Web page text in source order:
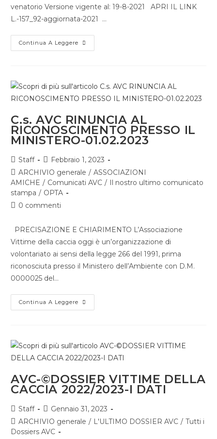
venatorio Versione vigente al: 19-8-2021 APRI IL LINK
L.-157_92-aggiornata-2021 …
Continua A Leggere
C.s. AVC RINUNCIA AL
RICONOSCIMENTO PRESSO IL
MINISTERO-01.02.2023
Staff
Febbraio 1, 2023
ARCHIVIO generale / ASSOCIAZIONI
AMICHE / Comunicati AVC / Il nostro ultimo comunicato
stampa / OPTA
0 commenti
PRECISAZIONE E CHIARIMENTO L’Associazione
Vittime della caccia oggi è un’organizzazione di
volontariato ai sensi della legge 266 del 1991, prima
riconosciuta presso il Ministero dell’Ambiente con D.M.
0000025 del…
Continua A Leggere
AVC-©DOSSIER VITTIME DELLA
CACCIA 2022/2023-I DATI
Staff
Gennaio 31, 2023
ARCHIVIO generale / L'ULTIMO DOSSIER AVC / Tutti i
Dossiers AVC